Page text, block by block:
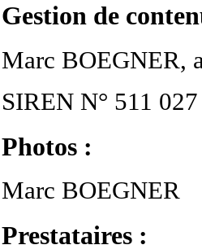
Gestion de
Marc BOEGNER,
SIREN N° 511
Photos :
Marc BOEGNER
Prestataires :